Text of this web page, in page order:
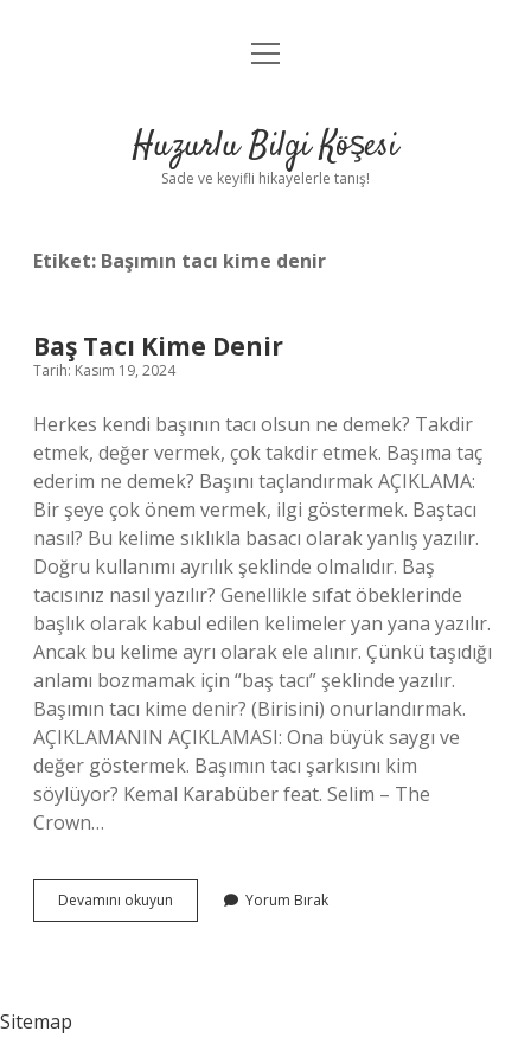
Anasayfa
Yasal Uyarı
menüyü
Huzurlu Bilgi Köşesi
Sade ve keyifli hikayelerle tanış!
Etiket: Başımın tacı kime denir
Baş Tacı Kime Denir
Tarih: Kasım 19, 2024
Herkes kendi başının tacı olsun ne demek? Takdir
etmek, değer vermek, çok takdir etmek. Başıma taç
ederim ne demek? Başını taçlandırmak AÇIKLAMA:
Bir şeye çok önem vermek, ilgi göstermek. Baştacı
nasıl? Bu kelime sıklıkla basacı olarak yanlış yazılır.
Doğru kullanımı ayrılık şeklinde olmalıdır. Baş
tacısınız nasıl yazılır? Genellikle sıfat öbeklerinde
başlık olarak kabul edilen kelimeler yan yana yazılır.
Ancak bu kelime ayrı olarak ele alınır. Çünkü taşıdığı
anlamı bozmamak için “baş tacı” şeklinde yazılır.
Başımın tacı kime denir? (Birisini) onurlandırmak.
AÇIKLAMANIN AÇIKLAMASI: Ona büyük saygı ve
değer göstermek. Başımın tacı şarkısını kim
söylüyor? Kemal Karabüber feat. Selim – The
Crown…
Devamını okuyun
Tacı
Yorum Bırak
Sitemap